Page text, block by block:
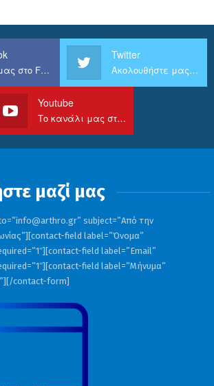
Βρείτε μας στο Facebook
Twitter
Ακολουθήστε μας στο Twitter
Youtube
Το κανάλι μας στο Youtube
μαζί μας
info@arthro.gr” subject=”Από την
field label=”Όνομα”
field label=”Email”
field label=”Μήνυμα”
contact-form]